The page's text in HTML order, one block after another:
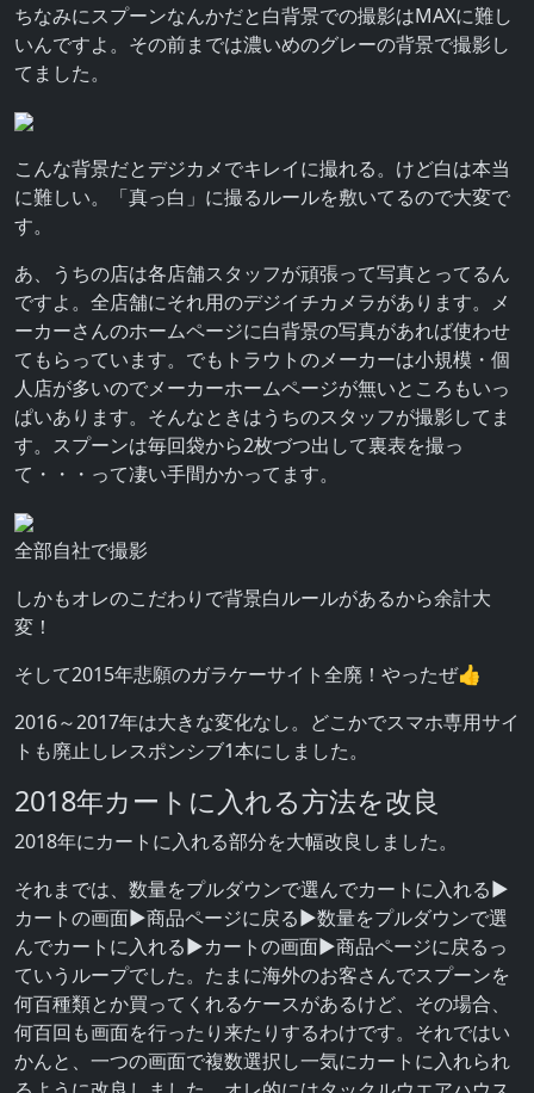
ちなみにスプーンなんかだと白背景での撮影はMAXに難し
いんですよ。その前までは濃いめのグレーの背景で撮影し
てました。
こんな背景だとデジカメでキレイに撮れる。けど白は本当
に難しい。「真っ白」に撮るルールを敷いてるので大変で
す。
あ、うちの店は各店舗スタッフが頑張って写真とってるん
ですよ。全店舗にそれ用のデジイチカメラがあります。メ
ーカーさんのホームページに白背景の写真があれば使わせ
てもらっています。でもトラウトのメーカーは小規模・個
人店が多いのでメーカーホームページが無いところもいっ
ぱいあります。そんなときはうちのスタッフが撮影してま
す。スプーンは毎回袋から2枚づつ出して裏表を撮っ
て・・・って凄い手間かかってます。
全部自社で撮影
しかもオレのこだわりで背景白ルールがあるから余計大
変！
そして2015年悲願のガラケーサイト全廃！やったぜ👍
2016～2017年は大きな変化なし。どこかでスマホ専用サイ
トも廃止しレスポンシブ1本にしました。
2018年カートに入れる方法を改良
2018年にカートに入れる部分を大幅改良しました。
それまでは、数量をプルダウンで選んでカートに入れる▶
カートの画面▶商品ページに戻る▶数量をプルダウンで選
んでカートに入れる▶カートの画面▶商品ページに戻るっ
ていうループでした。たまに海外のお客さんでスプーンを
何百種類とか買ってくれるケースがあるけど、その場合、
何百回も画面を行ったり来たりするわけです。それではい
かんと、一つの画面で複数選択し一気にカートに入れられ